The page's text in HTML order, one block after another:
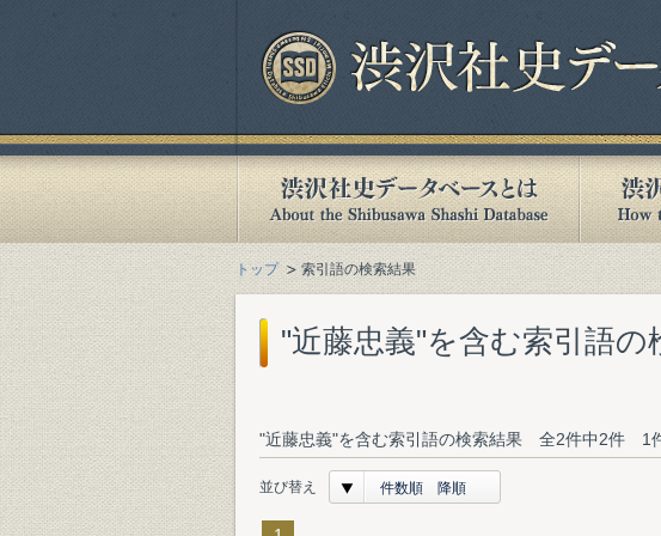
トップ 索引語の検索結果
"近藤忠義"を含む索引語の
"近藤忠義"を含む索引語の検索結果 全2件中2件 1
並び替え 件数順 降順